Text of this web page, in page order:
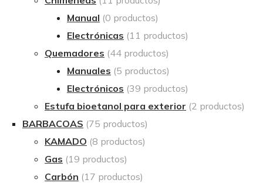
Manual (0 productos)
Electrónicas (11 productos)
Quemadores (44 productos)
Manuales (5 productos)
Electrónicos (39 productos)
Estufa bioetanol para exterior (2 productos)
BARBACOAS (75 productos)
KAMADO (8 productos)
Gas (19 productos)
Carbón (17 productos)